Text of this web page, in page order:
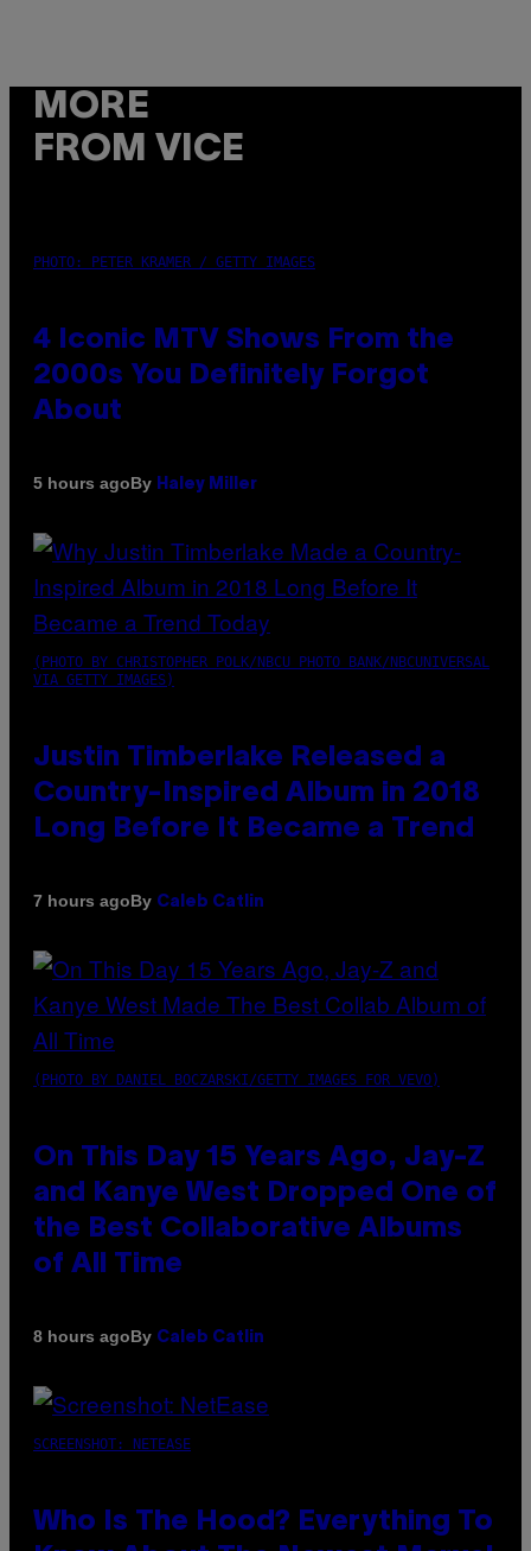
MORE
FROM VICE
PHOTO: PETER KRAMER / GETTY IMAGES
4 Iconic MTV Shows From the
2000s You Definitely Forgot
About
5 hours agoBy Haley Miller
(PHOTO BY CHRISTOPHER POLK/NBCU PHOTO BANK/NBCUNIVERSAL
VIA GETTY IMAGES)
Justin Timberlake Released a
Country-Inspired Album in 2018
Long Before It Became a Trend
7 hours agoBy Caleb Catlin
(PHOTO BY DANIEL BOCZARSKI/GETTY IMAGES FOR VEVO)
On This Day 15 Years Ago, Jay-Z
and Kanye West Dropped One of
the Best Collaborative Albums
of All Time
8 hours agoBy Caleb Catlin
SCREENSHOT: NETEASE
Who Is The Hood? Everything To